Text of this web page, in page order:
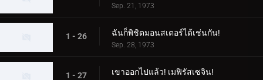
Sep. 21, 1973
1 - 26 ฉันก็พิชิตมอนสเตอร์ได้เช่นกัน!
Sep. 28, 1973
1 - 27 เขาออกไปแล้ว! เมฟิรัสเซจิน!